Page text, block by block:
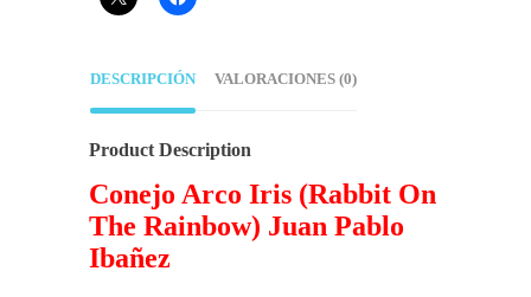
DESCRIPCIÓN VALORACIONES (0)
Product Description
Conejo Arco Iris (Rabbit On
The Rainbow) Juan Pablo
Ibañez